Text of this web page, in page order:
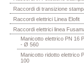
Raccordi di transizione
Raccordi elettrici Linea Elofit
Raccordi elettrici linea
Manicotto elettrico PN 16
- Ø 560
Manicotto ridotto elettrico
100